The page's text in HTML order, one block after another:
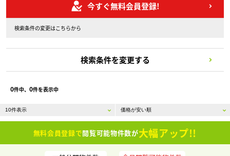
今すぐ無料会員登録!
検索条件の変更はこちらから
検索条件を変更する
0件中、 0件を表示中
無料会員登録で閲覧可能物件数が大幅アップ!!